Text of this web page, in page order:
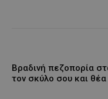
Βραδινή πεζοπορία
τον σκύλο σου και